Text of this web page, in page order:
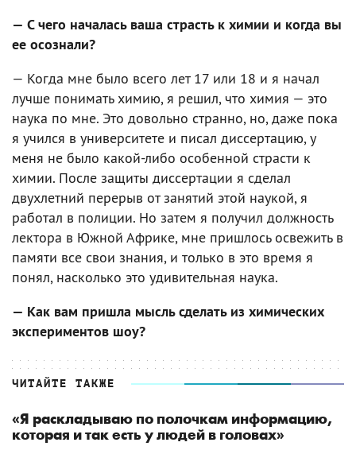
— С чего началась ваша страсть к химии и когда вы
ее осознали?
— Когда мне было всего лет 17 или 18 и я начал
лучше понимать химию, я решил, что химия — это
наука по мне. Это довольно странно, но, даже пока
я учился в университете и писал диссертацию, у
меня не было какой-либо особенной страсти к
химии. После защиты диссертации я сделал
двухлетний перерыв от занятий этой наукой, я
работал в полиции. Но затем я получил должность
лектора в Южной Африке, мне пришлось освежить в
памяти все свои знания, и только в это время я
понял, насколько это удивительная наука.
— Как вам пришла мысль сделать из химических
экспериментов шоу?
ЧИТАЙТЕ ТАКЖЕ
«Я раскладываю по полочкам информацию,
которая и так есть у людей в головах»